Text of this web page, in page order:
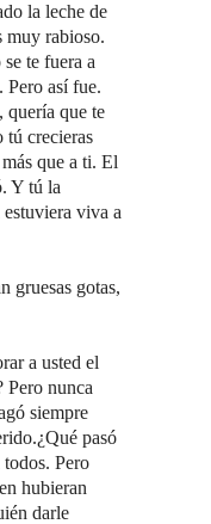
la leche de
muy rabioso.
te fuera a
Pero así fue.
quería que te
tú crecieras
que a ti. El
Y tú la
viva a
gruesas gotas,
a usted el
Pero nunca
siempre
pasó
Pero
hubieran
darle